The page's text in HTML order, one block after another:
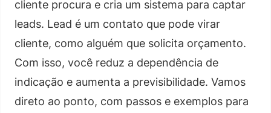
cliente procura e cria um sistema para captar
leads. Lead é um contato que pode virar
cliente, como alguém que solicita orçamento.
Com isso, você reduz a dependência de
indicação e aumenta a previsibilidade. Vamos
direto ao ponto, com passos e exemplos para